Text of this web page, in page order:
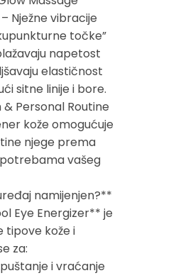
Nježne vibracije
točke”
napetost
elastičnost
sitne linije i bore.
& Personal Routine
kože omogućuje
njege prema
vašeg
namijenjen?**
Eye Energizer** je
tipove kože i
za:
i vraćanje